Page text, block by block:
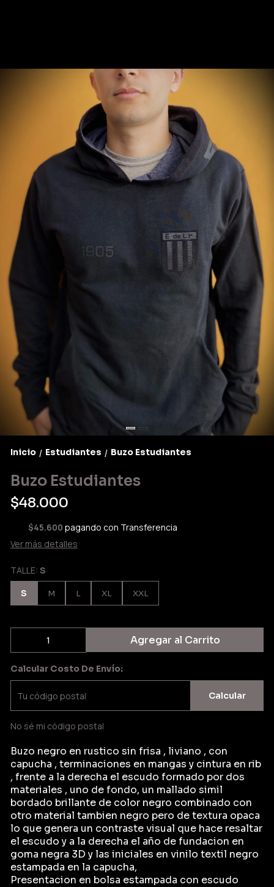
Inicio / Estudiantes / Buzo Estudiantes
Buzo Estudiantes
$48.000
$45.600 pagando con Transferencia
Ver más detalles
TALLE: S
S M L XL XXL
Agregar al Carrito
Calcular Costo De Envío:
Calcular
No sé mi código postal
Buzo negro en rustico sin frisa , liviano , con
capucha , terminaciones en mangas y cintura en rib
, frente a la derecha el escudo formado por dos
materiales , uno de fondo, un mallado simil
bordado brillante de color negro combinado con
otro material tambien negro pero de textura opaca
lo que genera un contraste visual que hace resaltar
el escudo y a la derecha el año de fundacion en
goma negra 3D y las iniciales en vinilo textil negro
estampada en la capucha,
Presentacion en bolsa estampada con escudo